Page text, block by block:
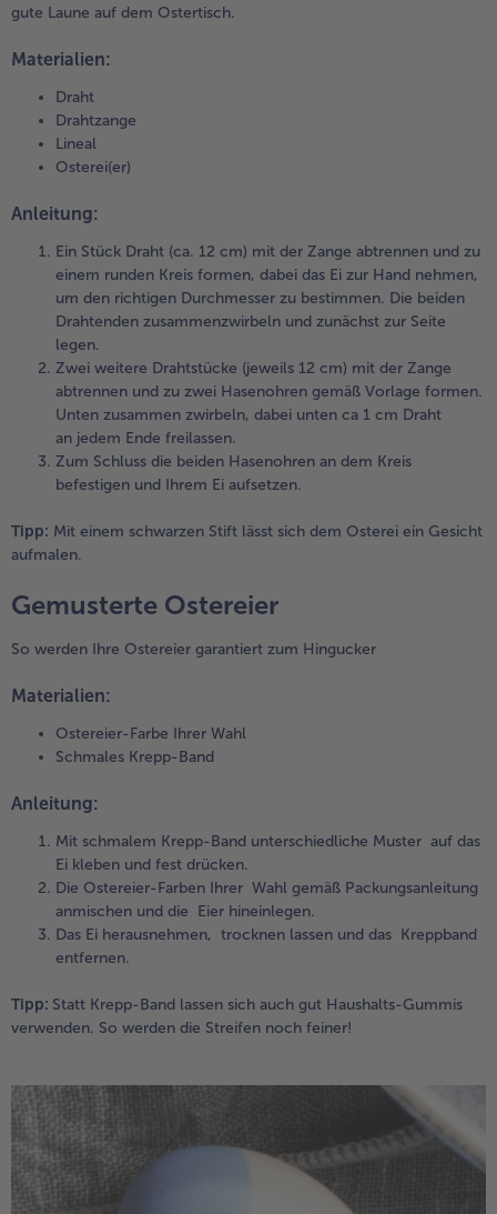
gute Laune auf dem Ostertisch.
Materialien:
Draht
Drahtzange
Lineal
Osterei(er)
Anleitung:
Ein Stück Draht (ca. 12 cm) mit der Zange abtrennen und zu
einem runden Kreis formen, dabei das Ei zur Hand nehmen,
um den richtigen Durchmesser zu bestimmen. Die beiden
Drahtenden zusammenzwirbeln und zunächst zur Seite
legen.
Zwei weitere Drahtstücke (jeweils 12 cm) mit der Zange
abtrennen und zu zwei Hasenohren gemäß Vorlage formen.
Unten zusammen zwirbeln, dabei unten ca 1 cm Draht
an jedem Ende freilassen.
Zum Schluss die beiden Hasenohren an dem Kreis
befestigen und Ihrem Ei aufsetzen.
Tipp: Mit einem schwarzen Stift lässt sich dem Osterei ein Gesicht
aufmalen.
Gemusterte Ostereier
So werden Ihre Ostereier garantiert zum Hingucker
Materialien:
Ostereier-Farbe Ihrer Wahl
Schmales Krepp-Band
Anleitung:
Mit schmalem Krepp-Band unterschiedliche Muster auf das
Ei kleben und fest drücken.
Die Ostereier-Farben Ihrer Wahl gemäß Packungsanleitung
anmischen und die Eier hineinlegen.
Das Ei herausnehmen, trocknen lassen und das Kreppband
entfernen.
Tipp: Statt Krepp-Band lassen sich auch gut Haushalts-Gummis
verwenden. So werden die Streifen noch feiner!